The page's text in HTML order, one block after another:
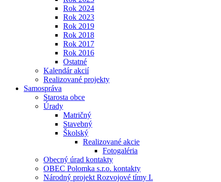
Rok 2024
Rok 2023
Rok 2019
Rok 2018
Rok 2017
Rok 2016
Ostatné
Kalendár akcií
Realizované projekty
Samospráva
Starosta obce
Úrady
Matričný
Stavebný
Školský
Realizované akcie
Fotogaléria
Obecný úrad kontakty
OBEC Polomka s.r.o. kontakty
Národný projekt Rozvojové tímy I.